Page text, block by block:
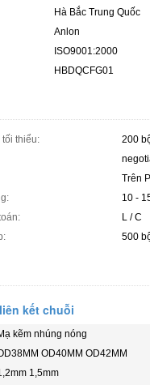
Hà Bắc Trung Quốc
Anlon
ISO9001:2000
HBDQCFG01
thiểu:
200
Trên
10 -
L / C
500
kết chuỗi
kẽm nhúng nóng
OD40MM OD42MM
1,5mm